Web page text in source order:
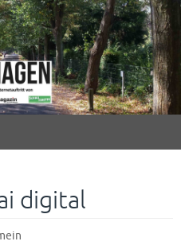
digital